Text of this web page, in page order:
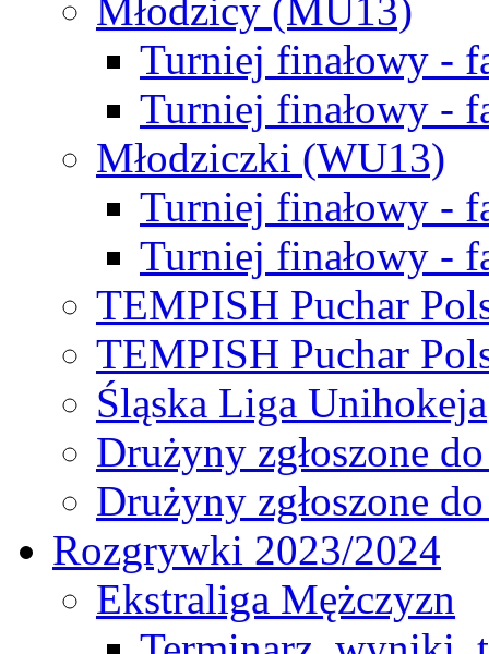
Młodzicy (MU13)
Turniej finałowy -
Turniej finałowy -
Młodziczki (WU13)
Turniej finałowy -
Turniej finałowy -
TEMPISH Puchar
TEMPISH Puchar
Śląska Liga Unihokeja
Drużyny zgłoszone
Drużyny zgłoszone
Rozgrywki 2023/2024
Ekstraliga Mężczyzn